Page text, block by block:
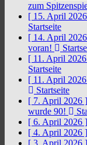
zum
[ 15. April
Startseite
[ 14. April
voran!
[ 11. April
Startseite
[ 11. April
Startseite
[ 7. April 2026 ]
wurde 90!
[ 6. April 2026 ]
[ 4. April 2026 ]
[ 3. April 2026 ]